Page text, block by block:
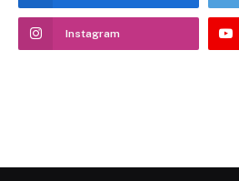
Instagram